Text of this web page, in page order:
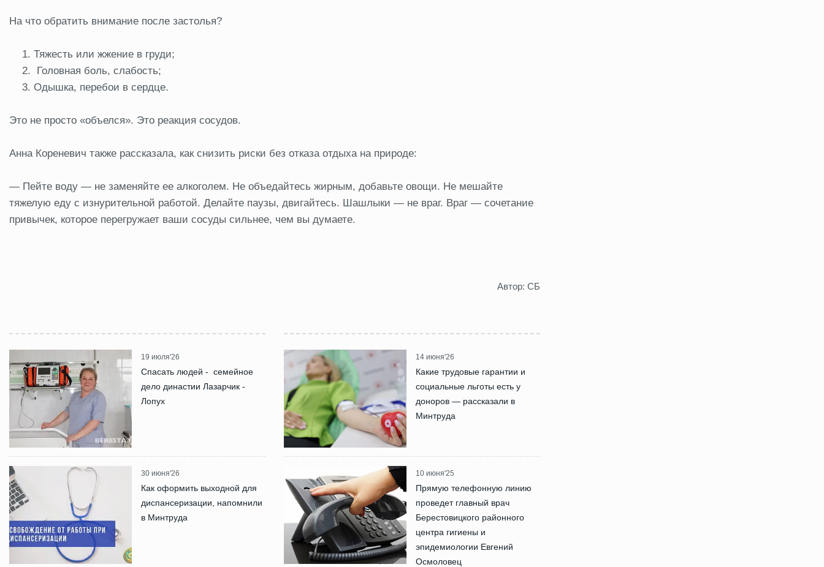
На что обратить внимание после застолья?
Тяжесть или жжение в груди;
Головная боль, слабость;
Одышка, перебои в сердце.
Это не просто «объелся». Это реакция сосудов.
Анна Кореневич также рассказала, как снизить риски без отказа отдыха на природе:
— Пейте воду — не заменяйте ее алкоголем. Не объедайтесь жирным, добавьте овощи. Не мешайте
тяжелую еду с изнурительной работой. Делайте паузы, двигайтесь. Шашлыки — не враг. Враг — сочетание
привычек, которое перегружает ваши сосуды сильнее, чем вы думаете.
Автор: СБ
19 июля'26
Спасать людей - семейное
дело династии Лазарчик -
Лопух
30 июня'26
Как оформить выходной для
диспансеризации, напомнили
в Минтруда
14 июня'26
Какие трудовые гарантии и
социальные льготы есть у
доноров — рассказали в
Минтруда
10 июня'25
Прямую телефонную линию
проведет главный врач
Берестовицкого районного
центра гигиены и
эпидемиологии Евгений
Осмоловец